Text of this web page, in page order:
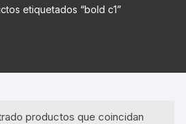
etiquetados “bold c1”
productos que coincidan